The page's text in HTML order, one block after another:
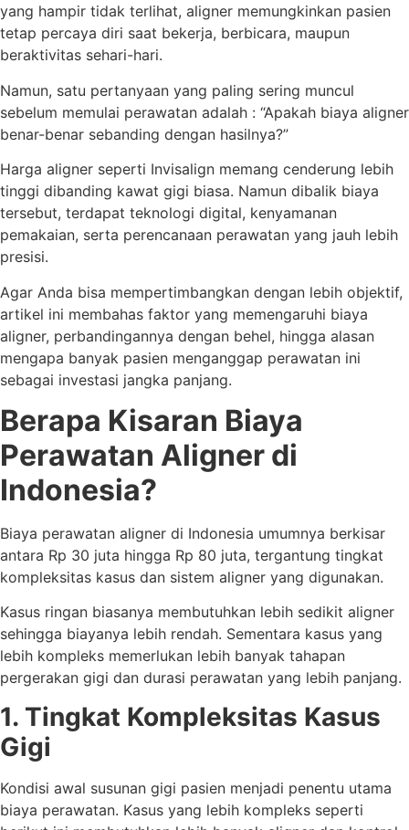
yang hampir tidak terlihat, aligner memungkinkan pasien
tetap percaya diri saat bekerja, berbicara, maupun
beraktivitas sehari-hari.
Namun, satu pertanyaan yang paling sering muncul
sebelum memulai perawatan adalah : “Apakah biaya aligner
benar-benar sebanding dengan hasilnya?”
Harga aligner seperti Invisalign memang cenderung lebih
tinggi dibanding kawat gigi biasa. Namun dibalik biaya
tersebut, terdapat teknologi digital, kenyamanan
pemakaian, serta perencanaan perawatan yang jauh lebih
presisi.
Agar Anda bisa mempertimbangkan dengan lebih objektif,
artikel ini membahas faktor yang memengaruhi biaya
aligner, perbandingannya dengan behel, hingga alasan
mengapa banyak pasien menganggap perawatan ini
sebagai investasi jangka panjang.
Berapa Kisaran Biaya
Perawatan Aligner di
Indonesia?
Biaya perawatan aligner di Indonesia umumnya berkisar
antara Rp 30 juta hingga Rp 80 juta, tergantung tingkat
kompleksitas kasus dan sistem aligner yang digunakan.
Kasus ringan biasanya membutuhkan lebih sedikit aligner
sehingga biayanya lebih rendah. Sementara kasus yang
lebih kompleks memerlukan lebih banyak tahapan
pergerakan gigi dan durasi perawatan yang lebih panjang.
1. Tingkat Kompleksitas Kasus
Gigi
Kondisi awal susunan gigi pasien menjadi penentu utama
biaya perawatan. Kasus yang lebih kompleks seperti